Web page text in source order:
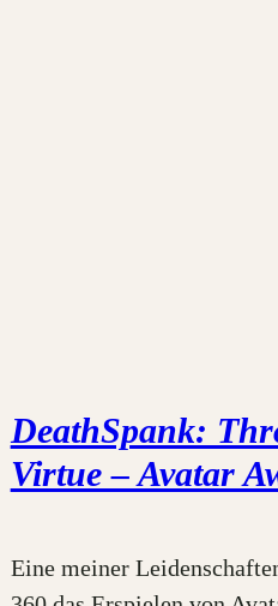
DeathSpank:
Virtue – Avatar
Eine meiner